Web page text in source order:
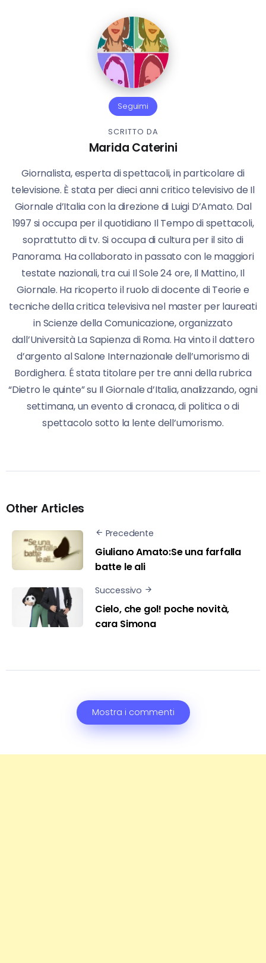
Seguimi
SCRITTO DA
Marida Caterini
Giornalista, esperta di spettacoli, in particolare di
televisione. È stata per dieci anni critico televisivo de Il
Giornale d’Italia con la direzione di Luigi D’Amato. Dal
1997 si occupa per il quotidiano Il Tempo di spettacoli,
soprattutto di tv. Si occupa di cultura per il sito di
Panorama. Ha collaborato in passato con le maggiori
testate nazionali, tra cui Il Sole 24 ore, Il Mattino, Il
Giornale. Ha ricoperto il ruolo di docente di Teorie e
tecniche della critica televisiva nel master per laureati
in Scienze della Comunicazione, organizzato
dall’Università La Sapienza di Roma. Ha vinto il dattero
d’argento al Salone Internazionale dell’umorismo di
Bordighera. É stata titolare per tre anni della rubrica
“Dietro le quinte” su Il Giornale d’Italia, analizzando, ogni
settimana, un evento di cronaca, di politica o di
spettacolo sotto la lente dell’umorismo.
Other Articles
Precedente
Giuliano Amato:Se una farfalla
batte le ali
Successivo
Cielo, che gol! poche novità,
cara Simona
Mostra i commenti